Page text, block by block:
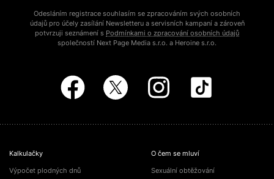
Odesláním registrace souhlasím se zpracováním svých osobních
údajů pro účely zasílání Newsletteru a servisních kampaní a zároveň
potvrzuji seznámení s Podmínkami o zpracování osobních údajů
společností Next Page Media s.r.o. a Heroine s.r.o.
Kalkulačky
Výpočet plodných dnů
O čem se mluví
Sexuální obtěžování